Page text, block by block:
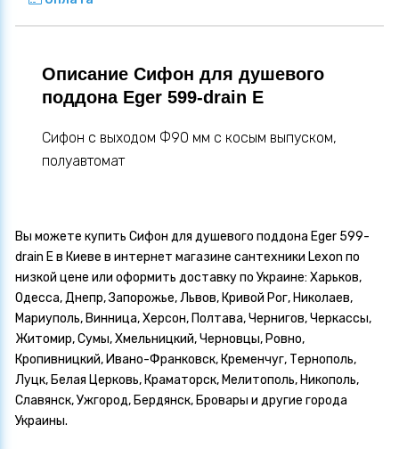
Описание Сифон для душевого
поддона Eger 599-drain E
Сифон с выходом Ф90 мм c косым выпуском,
полуавтомат
Вы можете купить Сифон для душевого поддона Eger 599-
drain E в Киеве в интернет магазине сантехники Lexon по
низкой цене или оформить доставку по Украине: Харьков,
Одесса, Днепр, Запорожье, Львов, Кривой Рог, Николаев,
Мариуполь, Винница, Херсон, Полтава, Чернигов, Черкассы,
Житомир, Сумы, Хмельницкий, Черновцы, Ровно,
Кропивницкий, Ивано-Франковск, Кременчуг, Тернополь,
Луцк, Белая Церковь, Краматорск, Мелитополь, Никополь,
Славянск, Ужгород, Бердянск, Бровары и другие города
Украины.